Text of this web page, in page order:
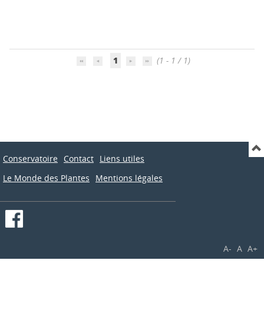
1 (1 - 1 / 1)
Conservatoire Contact Liens utiles
Le Monde des Plantes
Mentions légales
A- A A+